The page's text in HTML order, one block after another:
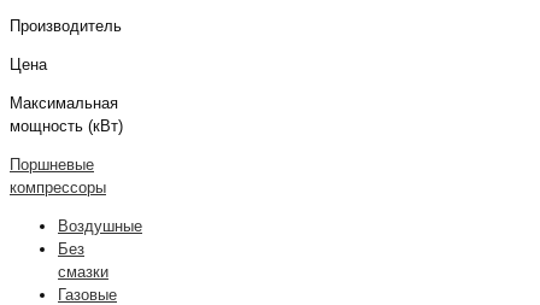
Производитель
Цена
Максимальная
мощность (кВт)
Поршневые
компрессоры
Воздушные
Без
смазки
Газовые